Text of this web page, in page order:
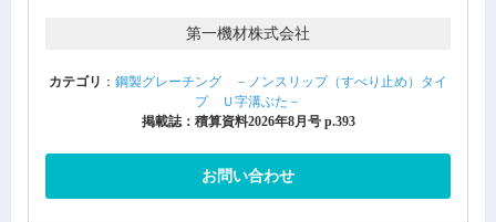
第一機材株式会社
カテゴリ ： 鋼製グレーチング －ノンスリップ（すべり止め）タイ
プ Ｕ字溝ぶた－
掲載誌：積算資料2026年8月号 p.393
お問い合わせ